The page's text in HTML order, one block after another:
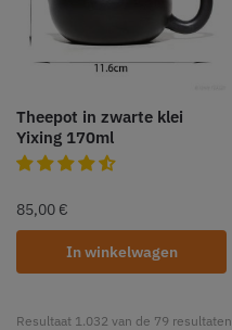
Theepot in zwarte klei
Yixing 170ml
85,00 €
In winkelwagen
Resultaat 1.032 van de 79 resultaten